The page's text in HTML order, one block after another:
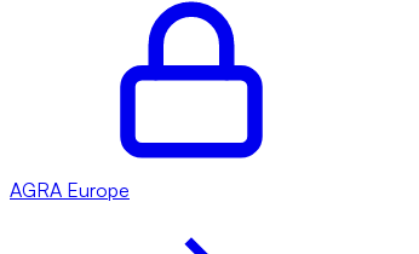
AGRA Europe